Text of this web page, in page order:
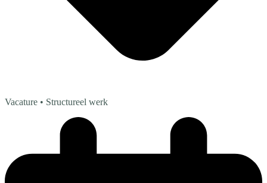
Vacature • Structureel werk